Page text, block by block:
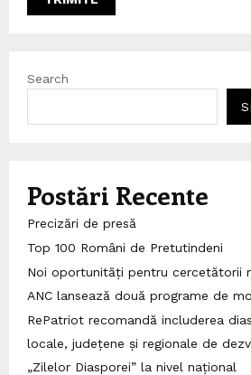
Search
Postări Recente
Precizări de presă
Top 100 Români de Pretutindeni
Noi oportunități pentru cercetătorii
ANC lansează două programe de
RePatriot recomandă includerea
locale, județene și regionale de
„Zilelor Diasporei” la nivel național